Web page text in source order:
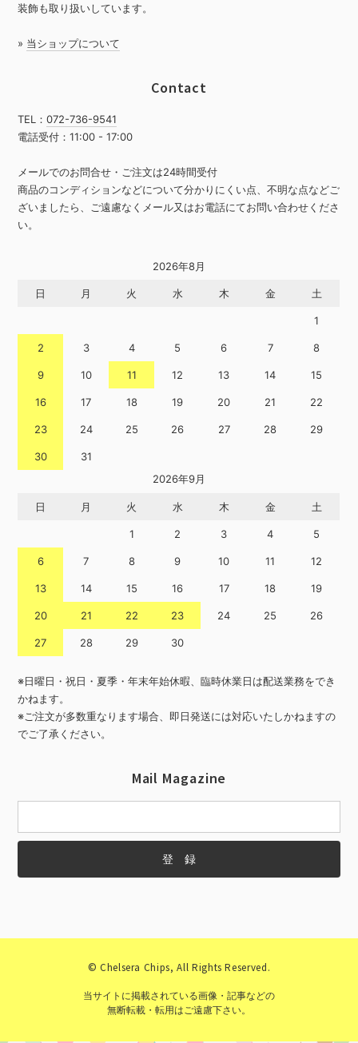
装飾も取り扱いしています。
» 当ショップについて
Contact
TEL：072-736-9541
電話受付：11:00 - 17:00
メールでのお問合せ・ご注文は24時間受付
商品のコンディションなどについて分かりにくい点、不明な点などご
ざいましたら、ご遠慮なくメール又はお電話にてお問い合わせくださ
い。
2026年8月
日 月 火 水 木 金 土
1
2 3 4 5 6 7 8
9 10 11 12 13 14 15
16 17 18 19 20 21 22
23 24 25 26 27 28 29
30
31
2026年9月
日 月 火 水 木 金 土
1 2 3 4 5
6 7 8 9 10 11 12
13 14 15 16 17 18 19
20 21 22 23 24 25 26
27 28 29 30
※日曜日・祝日・夏季・年末年始休暇、臨時休業日は配送業務をでき
かねます。
※ご注文が多数重なります場合、即日発送には対応いたしかねますの
でご了承ください。
Mail Magazine
© Chelsera Chips, All Rights Reserved.
当サイトに掲載されている画像・記事などの
無断転載・転用はご遠慮下さい。